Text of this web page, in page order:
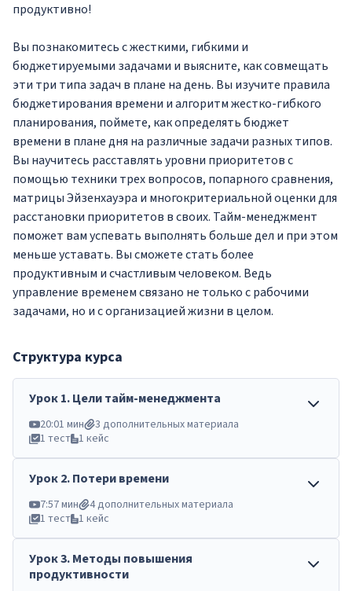
продуктивно!
Вы познакомитесь с жесткими, гибкими и
бюджетируемыми задачами и выясните, как совмещать
эти три типа задач в плане на день. Вы изучите правила
бюджетирования времени и алгоритм жестко-гибкого
планирования, поймете, как определять бюджет
времени в плане дня на различные задачи разных типов.
Вы научитесь расставлять уровни приоритетов с
помощью техники трех вопросов, попарного сравнения,
матрицы Эйзенхауэра и многокритериальной оценки для
расстановки приоритетов в своих. Тайм-менеджмент
поможет вам успевать выполнять больше дел и при этом
меньше уставать. Вы сможете стать более
продуктивным и счастливым человеком. Ведь
управление временем связано не только с рабочими
задачами, но и с организацией жизни в целом.
Структура курса
Урок1.Цели тайм-менеджмента
20:01 мин
3 дополнительных материала
1 тест 1 кейс
Урок2.Потери времени
7:57 мин
4 дополнительных материала
1 тест 1 кейс
Урок3.Методы повышения
продуктивности